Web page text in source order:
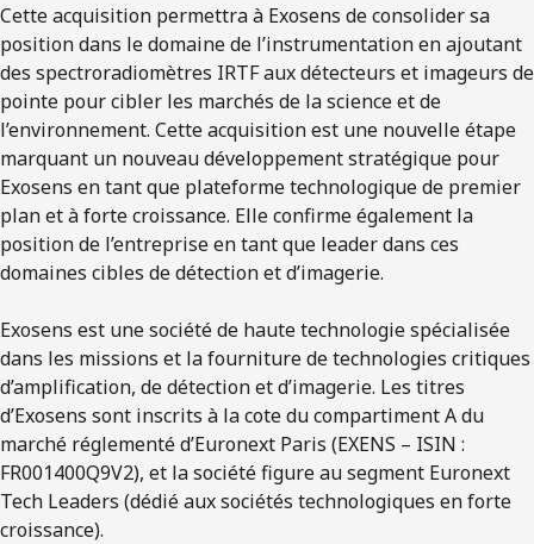
Cette acquisition permettra à Exosens de consolider sa
position dans le domaine de l’instrumentation en ajoutant
des spectroradiomètres IRTF aux détecteurs et imageurs de
pointe pour cibler les marchés de la science et de
l’environnement. Cette acquisition est une nouvelle étape
marquant un nouveau développement stratégique pour
Exosens en tant que plateforme technologique de premier
plan et à forte croissance. Elle confirme également la
position de l’entreprise en tant que leader dans ces
domaines cibles de détection et d’imagerie.
Exosens est une société de haute technologie spécialisée
dans les missions et la fourniture de technologies critiques
d’amplification, de détection et d’imagerie. Les titres
d’Exosens sont inscrits à la cote du compartiment A du
marché réglementé d’Euronext Paris (EXENS – ISIN :
FR001400Q9V2), et la société figure au segment Euronext
Tech Leaders (dédié aux sociétés technologiques en forte
croissance).